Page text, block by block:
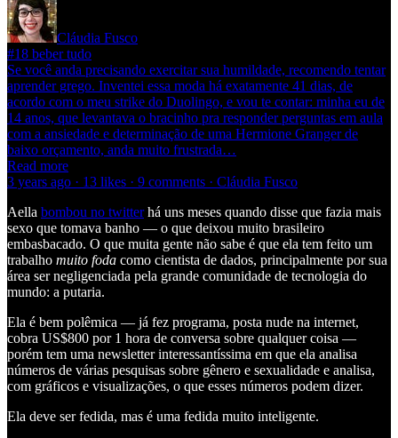
Cláudia Fusco
#18 beber tudo
Se você anda precisando exercitar sua humildade, recomendo tentar
aprender grego. Inventei essa moda há exatamente 41 dias, de
acordo com o meu strike do Duolingo, e vou te contar: minha eu de
14 anos, que levantava o bracinho pra responder perguntas em aula
com a ansiedade e determinação de uma Hermione Granger de
baixo orçamento, anda muito frustrada…
Read more
3 years ago · 13 likes · 9 comments · Cláudia Fusco
Aella bombou no twitterhá uns meses quando disse que fazia mais
sexo que tomava banho — o que deixou muito brasileiro
embasbacado. O que muita gente não sabe é que ela tem feito um
trabalho muito foda como cientista de dados, principalmente por sua
área ser negligenciada pela grande comunidade de tecnologia do
mundo: a putaria.
Ela é bem polêmica — já fez programa, posta nude na internet,
cobra US$800 por 1 hora de conversa sobre qualquer coisa —
porém tem uma newsletter interessantíssima em que ela analisa
números de várias pesquisas sobre gênero e sexualidade e analisa,
com gráficos e visualizações, o que esses números podem dizer.
Ela deve ser fedida, mas é uma fedida muito inteligente.